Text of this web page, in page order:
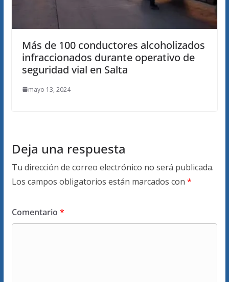
Más de 100 conductores alcoholizados
infraccionados durante operativo de
seguridad vial en Salta
mayo 13, 2024
Deja una respuesta
Tu dirección de correo electrónico no será publicada.
Los campos obligatorios están marcados con *
Comentario *